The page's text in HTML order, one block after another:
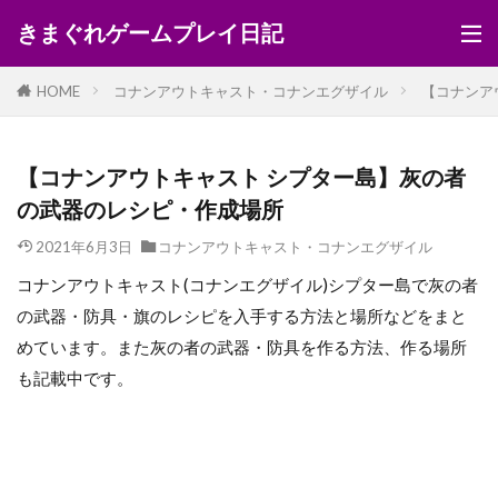
きまぐれゲームプレイ日記
HOME コナンアウトキャスト・コナンエグザイル 【コナン
【コナンアウトキャスト シプター島】灰の者
の武器のレシピ・作成場所
2021年6月3日 コナンアウトキャスト・コナンエグザイル
コナンアウトキャスト(コナンエグザイル)シプター島で灰の者
の武器・防具・旗のレシピを入手する方法と場所などをまと
めています。また灰の者の武器・防具を作る方法、作る場所
も記載中です。